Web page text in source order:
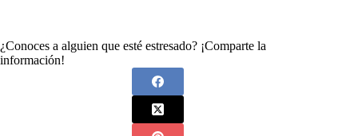
¿Conoces a alguien que esté estresado? ¡Comparte la
información!